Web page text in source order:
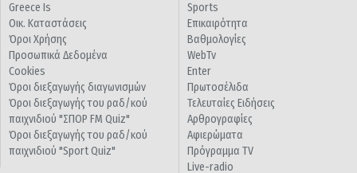
Greece Is
Οικ. Καταστάσεις
Όροι Χρήσης
Προσωπικά Δεδομένα
Cookies
Όροι διεξαγωγής διαγωνισμών
Όροι διεξαγωγής του ραδ/κού
παιχνιδιού "ΣΠΟΡ FM Quiz"
Όροι διεξαγωγής του ραδ/κού
παιχνιδιού "Sport Quiz"
Sports
Επικαιρότητα
Βαθμολογίες
WebTv
Enter
Πρωτοσέλιδα
Τελευταίες Ειδήσεις
Αρθρογραφίες
Αφιερώματα
Πρόγραμμα TV
Live-radio